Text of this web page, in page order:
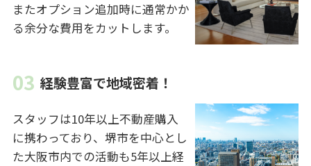
またオプション追加時に通常かか
る余分な費用をカットします。
経験豊富で地域密着！
スタッフは10年以上不動産購入
に携わっており、堺市を中心とし
た大阪市内での活動も5年以上経